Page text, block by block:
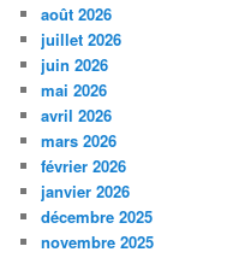
août 2026
juillet 2026
juin 2026
mai 2026
avril 2026
mars 2026
février 2026
janvier 2026
décembre 2025
novembre 2025